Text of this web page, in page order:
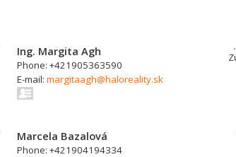
Ing. Margita Agh
Phone: +421905363590
E-mail: margitaagh@haloreality.sk
Marcela Bazalová
Phone: +421904194334